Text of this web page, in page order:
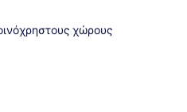
χώρους